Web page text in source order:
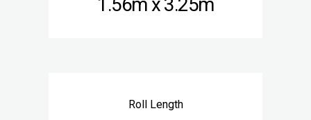
Roll Length